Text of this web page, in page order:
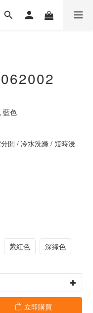
藍色
開 / 冷水洗滌 / 短時浸
紫紅色 深綠色
立即購買